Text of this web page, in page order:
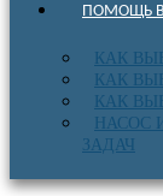
ПОМОЩЬ
КАК
КАК
КАК
НАСОС
ЗАДАЧ